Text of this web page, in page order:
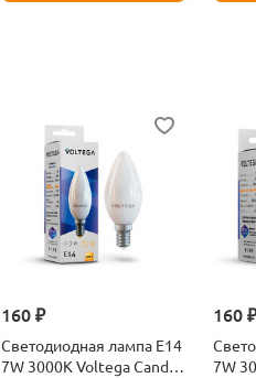
160 ₽
Светодиодная лампа E14
7W 3000K Voltega Candle
160
7W